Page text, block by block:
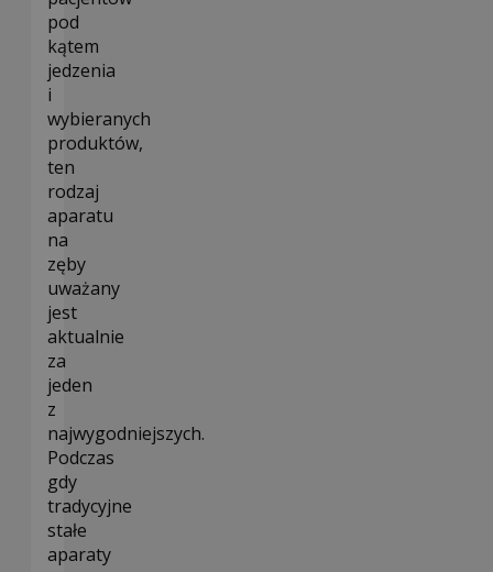
pod
kątem
jedzenia
i
wybieranych
produktów,
ten
rodzaj
aparatu
na
zęby
uważany
jest
aktualnie
za
jeden
z
najwygodniejszych.
Podczas
gdy
tradycyjne
stałe
aparaty